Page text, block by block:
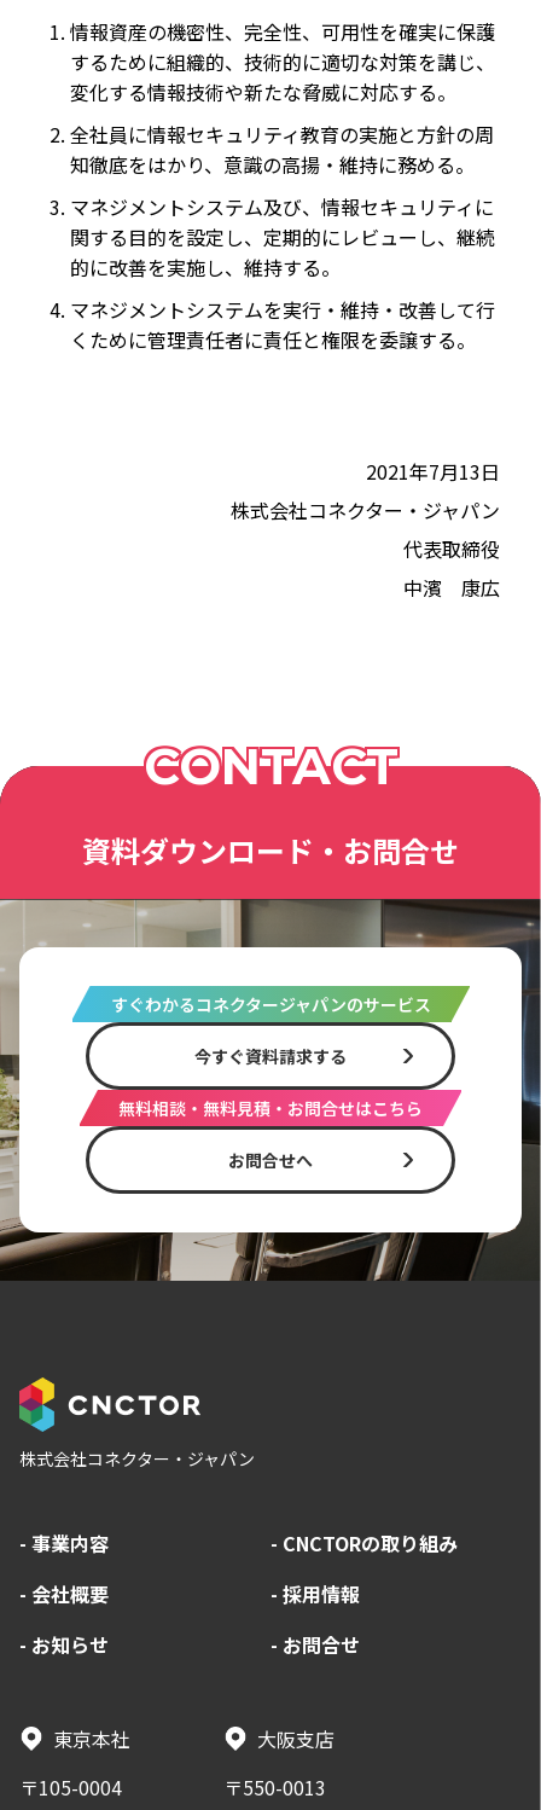
情報資産の機密性、完全性、可用性を確実に保護
するために組織的、技術的に適切な対策を講じ、
変化する情報技術や新たな脅威に対応する。
全社員に情報セキュリティ教育の実施と方針の周
知徹底をはかり、意識の高揚・維持に務める。
マネジメントシステム及び、情報セキュリティに
関する目的を設定し、定期的にレビューし、継続
的に改善を実施し、維持する。
マネジメントシステムを実行・維持・改善して行
くために管理責任者に責任と権限を委譲する。
2021年7月13日
株式会社コネクター・ジャパン
代表取締役
中濱 康広
CONTACT
資料ダウンロード・お問合せ
すぐわかるコネクタージャパンのサービス
今すぐ資料請求する
無料相談・無料見積・お問合せはこちら
お問合せへ
株式会社コネクター・ジャパン
東京本社
〒105-0004
大阪支店
〒550-0013
- 事業内容
- 会社概要
- お知らせ
- CNCTORの取り組み
- 採用情報
- お問合せ